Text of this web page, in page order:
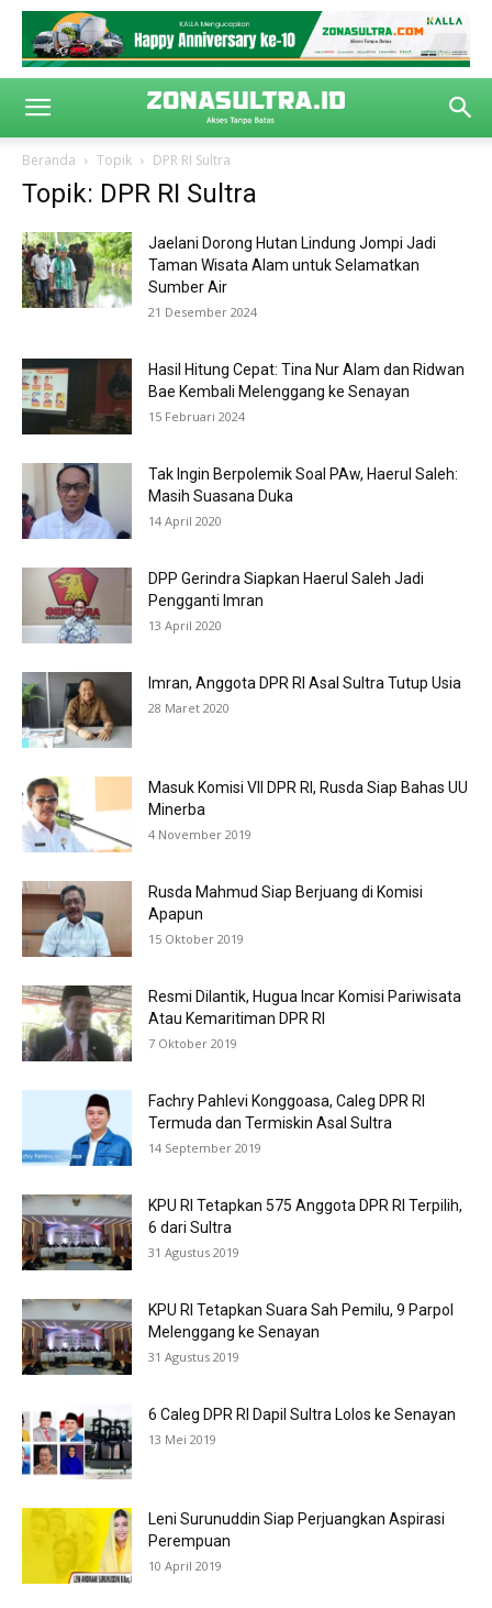
Beranda Topik DPR RI Sultra
Topik: DPR RI Sultra
Jaelani Dorong Hutan Lindung Jompi Jadi
Taman Wisata Alam untuk Selamatkan
Sumber Air
21 Desember 2024
Hasil Hitung Cepat: Tina Nur Alam dan Ridwan
Bae Kembali Melenggang ke Senayan
15 Februari 2024
Tak Ingin Berpolemik Soal PAw, Haerul Saleh:
Masih Suasana Duka
14 April 2020
DPP Gerindra Siapkan Haerul Saleh Jadi
Pengganti Imran
13 April 2020
Imran, Anggota DPR RI Asal Sultra Tutup Usia
28 Maret 2020
Masuk Komisi VII DPR RI, Rusda Siap Bahas UU
Minerba
4 November 2019
Rusda Mahmud Siap Berjuang di Komisi
Apapun
15 Oktober 2019
Resmi Dilantik, Hugua Incar Komisi Pariwisata
Atau Kemaritiman DPR RI
7 Oktober 2019
Fachry Pahlevi Konggoasa, Caleg DPR RI
Termuda dan Termiskin Asal Sultra
14 September 2019
KPU RI Tetapkan 575 Anggota DPR RI Terpilih,
6 dari Sultra
31 Agustus 2019
KPU RI Tetapkan Suara Sah Pemilu, 9 Parpol
Melenggang ke Senayan
31 Agustus 2019
6 Caleg DPR RI Dapil Sultra Lolos ke Senayan
13 Mei 2019
Leni Surunuddin Siap Perjuangkan Aspirasi
Perempuan
10 April 2019